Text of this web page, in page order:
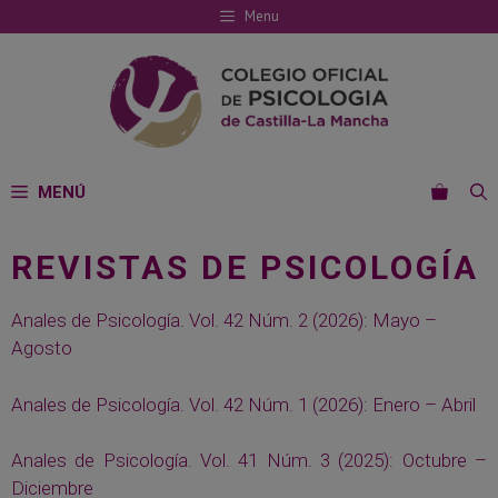
al
Menu
MENÚ
REVISTAS DE PSICOLOGÍA
Anales de Psicología. Vol. 42 Núm. 2 (2026): Mayo –
Agosto
Anales de Psicología. Vol. 42 Núm. 1 (2026): Enero – Abril
Anales de Psicología. Vol. 41 Núm. 3 (2025): Octubre –
Diciembre